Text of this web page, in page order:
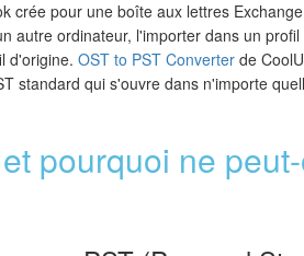
crée pour une boîte aux lettres
autre ordinateur, l'importer dans un
d'origine. OST to PST Converter de
qui s'ouvre dans n'importe
pourquoi ne